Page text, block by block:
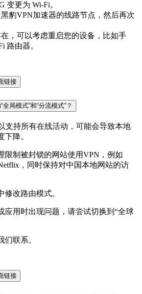
变更为 Wi-Fi。
豹VPN加速器的线路节点，然后再次
，可以考虑重启您的设备，比如手
路由器。
链接
局模式”和“分流模式”？
支持所有在线活动，可能会导致本地
下降。
限制被封锁的网站使用VPN，例如
，同时保持对中国本地网站的访
改路由模式。
应用时出现问题，请尝试切换到“全球
联系。
链接